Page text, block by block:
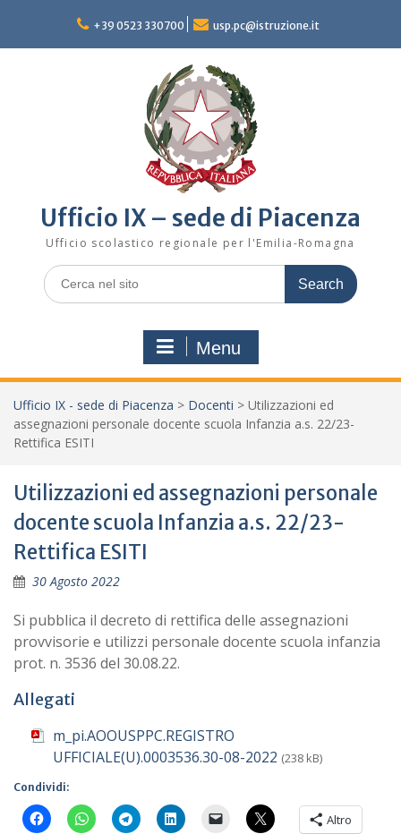
content
+39 0523 330700 usp.pc@istruzione.it
Ufficio IX – sede di Piacenza
Ufficio scolastico regionale per l'Emilia-Romagna
Search
for:
Menu
Ufficio IX - sede di Piacenza > Docenti > Utilizzazioni ed
assegnazioni personale docente scuola Infanzia a.s. 22/23-
Rettifica ESITI
Utilizzazioni ed assegnazioni personale
docente scuola Infanzia a.s. 22/23-
Rettifica ESITI
30 Agosto 2022
Si pubblica il decreto di rettifica delle assegnazioni
provvisorie e utilizzi personale docente scuola infanzia
prot. n. 3536 del 30.08.22.
Allegati
m_pi.AOOUSPPC.REGISTRO
UFFICIALE(U).0003536.30-08-2022 (238 kB)
Condividi:
Altro